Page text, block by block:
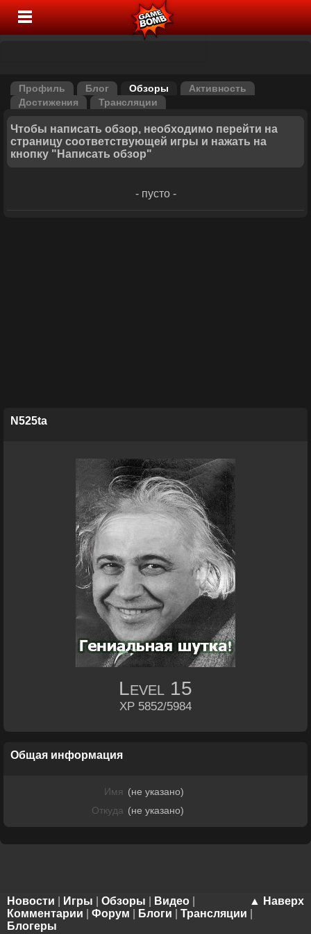
Профиль Блог Обзоры
Активность
Достижения
Трансляции
Чтобы написать обзор, необходимо перейти на
страницу соответствующей игры и нажать на
кнопку "Написать обзор"
- пусто -
N525ta
Level 15
XP 5852/5984
Общая информация
Имя (не указано)
Откуда (не указано)
▲ Наверх
Новости Игры Обзоры Видео
Комментарии
Форум Блоги Трансляции
Блогеры